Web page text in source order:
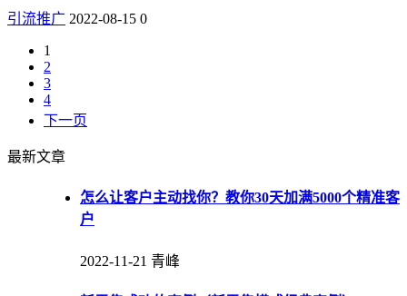
引流推广 2022-08-15 0
1
2
3
4
下一页
最新文章
怎么让客户主动找你？教你30天加满5000个精准客
户
2022-11-21 青峰